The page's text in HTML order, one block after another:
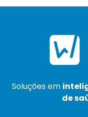
Soluções em
de